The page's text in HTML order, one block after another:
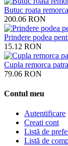
Butuc roata
200.06 RON
Prindere podea
15.12 RON
Cupla remorca
79.06 RON
Contul meu
Autentificare
Creati cont
Listă de
Listă de